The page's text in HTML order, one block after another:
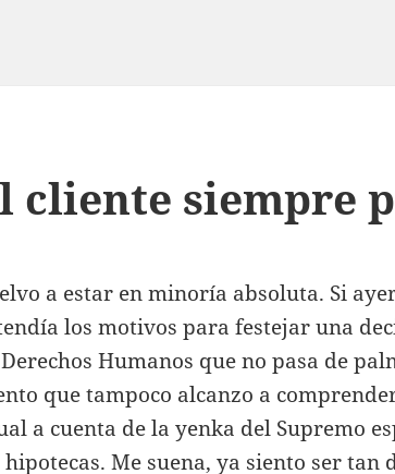
cliente siempre
a estar en minoría absoluta. Si
los motivos para festejar una
Humanos que no pasa de
que tampoco alcanzo a
a cuenta de la yenka del Supremo
hipotecas. Me suena, ya siento ser tan